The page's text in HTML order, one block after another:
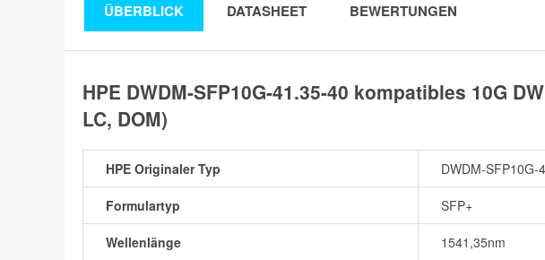
ÜBERBLICK DATASHEET BEWERTUNGEN
HPE DWDM-SFP10G-41.35-40 kompatibles 10G
LC, DOM)
HPE Originaler Typ DWDM-SFP10G-
Formulartyp SFP+
Wellenlänge 1541,35nm